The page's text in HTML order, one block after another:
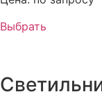
Выбрать